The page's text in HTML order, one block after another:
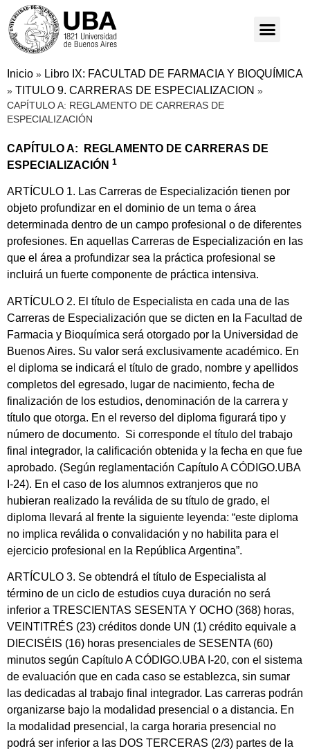
Inicio » Libro IX: FACULTAD DE FARMACIA Y BIOQUÍMICA
» TITULO 9. CARRERAS DE ESPECIALIZACION »
CAPÍTULO A: REGLAMENTO DE CARRERAS DE
ESPECIALIZACIÓN
CAPÍTULO A: REGLAMENTO DE CARRERAS DE
ESPECIALIZACIÓN 1
ARTÍCULO 1. Las Carreras de Especialización tienen por
objeto profundizar en el dominio de un tema o área
determinada dentro de un campo profesional o de diferentes
profesiones. En aquellas Carreras de Especialización en las
que el área a profundizar sea la práctica profesional se
incluirá un fuerte componente de práctica intensiva.
ARTÍCULO 2. El título de Especialista en cada una de las
Carreras de Especialización que se dicten en la Facultad de
Farmacia y Bioquímica será otorgado por la Universidad de
Buenos Aires. Su valor será exclusivamente académico. En
el diploma se indicará el título de grado, nombre y apellidos
completos del egresado, lugar de nacimiento, fecha de
finalización de los estudios, denominación de la carrera y
título que otorga. En el reverso del diploma figurará tipo y
número de documento. Si corresponde el título del trabajo
final integrador, la calificación obtenida y la fecha en que fue
aprobado. (Según reglamentación Capítulo A CÓDIGO.UBA
I-24). En el caso de los alumnos extranjeros que no
hubieran realizado la reválida de su título de grado, el
diploma llevará al frente la siguiente leyenda: “este diploma
no implica reválida o convalidación y no habilita para el
ejercicio profesional en la República Argentina”.
ARTÍCULO 3. Se obtendrá el título de Especialista al
término de un ciclo de estudios cuya duración no será
inferior a TRESCIENTAS SESENTA Y OCHO (368) horas,
VEINTITRÉS (23) créditos donde UN (1) crédito equivale a
DIECISÉIS (16) horas presenciales de SESENTA (60)
minutos según Capítulo A CÓDIGO.UBA I-20, con el sistema
de evaluación que en cada caso se establezca, sin sumar
las dedicadas al trabajo final integrador. Las carreras podrán
organizarse bajo la modalidad presencial o a distancia. En
la modalidad presencial, la carga horaria presencial no
podrá ser inferior a las DOS TERCERAS (2/3) partes de la